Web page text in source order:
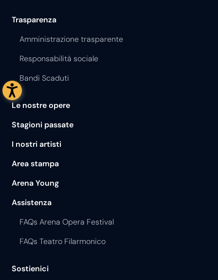
Trasparenza
Amministrazione trasparente
Responsabilità sociale
Bandi Scaduti
Le nostre opere
Stagioni passate
I nostri artisti
Area stampa
Arena Young
Assistenza
FAQs Arena Opera Festival
FAQs Teatro Filarmonico
Sostienici